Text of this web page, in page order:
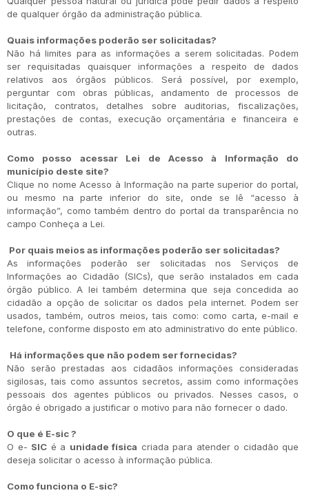
de qualquer órgão da administração pública.
Quais informações poderão ser solicitadas?
Não há limites para as informações a serem solicitadas. Podem
ser requisitadas quaisquer informações a respeito de dados
relativos aos órgãos públicos. Será possível, por exemplo,
perguntar com obras públicas, andamento de processos de
licitação, contratos, detalhes sobre auditorias, fiscalizações,
prestações de contas, execução orçamentária e financeira e
outras.
Como posso acessar Lei de Acesso à Informação do
município deste site?
Clique no nome Acesso à Informação na parte superior do portal,
ou mesmo na parte inferior do site, onde se lê “acesso à
informação”, como também dentro do portal da transparência no
campo Conheça a Lei.
Por quais meios as informações poderão ser solicitadas?
As informações poderão ser solicitadas nos Serviços de
Informações ao Cidadão (SICs), que serão instalados em cada
órgão público. A lei também determina que seja concedida ao
cidadão a opção de solicitar os dados pela internet. Podem ser
usados, também, outros meios, tais como: como carta, e-mail e
telefone, conforme disposto em ato administrativo do ente público.
Há informações que não podem ser fornecidas?
Não serão prestadas aos cidadãos informações consideradas
sigilosas, tais como assuntos secretos, assim como informações
pessoais dos agentes públicos ou privados. Nesses casos, o
órgão é obrigado a justificar o motivo para não fornecer o dado.
O que é E-sic ?
O e- SIC é a unidade física criada para atender o cidadão que
deseja solicitar o acesso à informação pública.
Como funciona o E-sic?